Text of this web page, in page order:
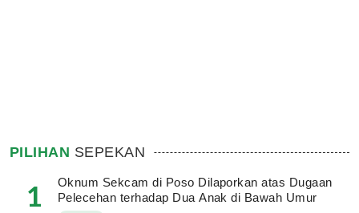
PILIHAN SEPEKAN
1
Oknum Sekcam di Poso Dilaporkan atas Dugaan
Pelecehan terhadap Dua Anak di Bawah Umur